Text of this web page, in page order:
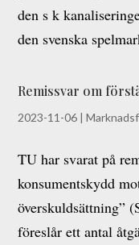
den s k
den svenska
Remissvar om
2023-11-06 |
TU har svarat på
konsumentskydd
överskuldsättning”
föreslår ett antal